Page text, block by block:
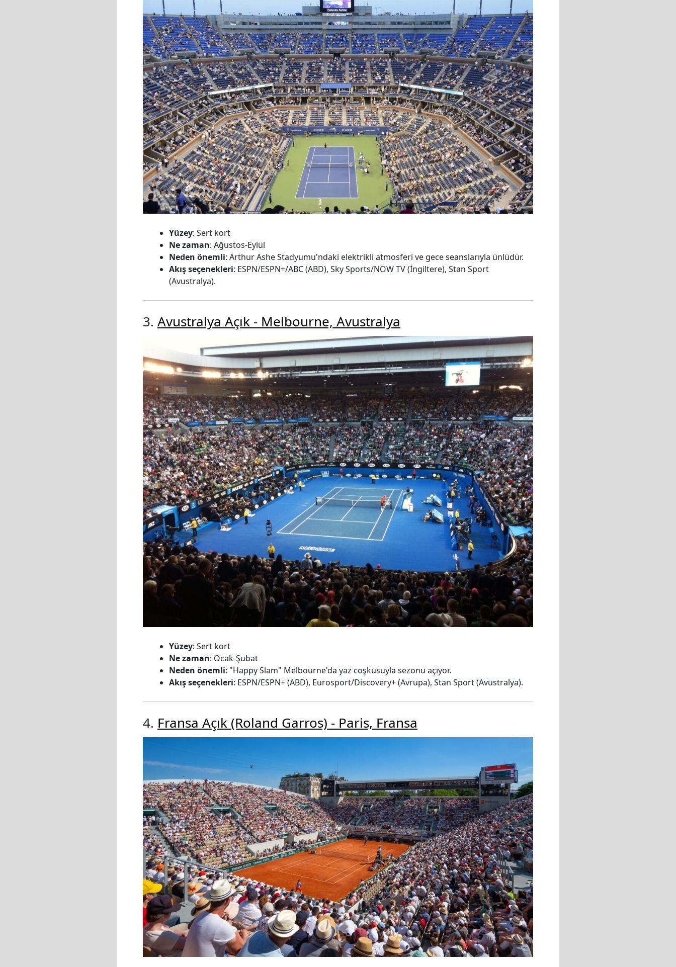
Yüzey: Sert kort
Ne zaman: Ağustos-Eylül
Neden önemli: Arthur Ashe Stadyumu'ndaki elektrikli atmosferi ve gece seanslarıyla ünlüdür.
Akış seçenekleri: ESPN/ESPN+/ABC (ABD), Sky Sports/NOW TV (İngiltere), Stan Sport
(Avustralya).
3. Avustralya Açık - Melbourne, Avustralya
Yüzey: Sert kort
Ne zaman: Ocak-Şubat
Neden önemli: "Happy Slam" Melbourne'da yaz coşkusuyla sezonu açıyor.
Akış seçenekleri: ESPN/ESPN+ (ABD), Eurosport/Discovery+ (Avrupa), Stan Sport (Avustralya).
4. Fransa Açık (Roland Garros) - Paris, Fransa